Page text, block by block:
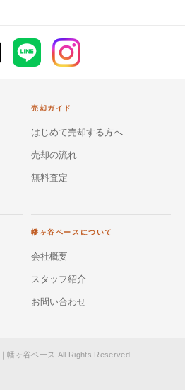
売却ガイド
はじめて売却する方へ
売却の流れ
無料査定
幡ヶ谷ベースについて
会社概要
スタッフ紹介
お問い合わせ
幡ヶ谷ベース All Rights Reserved.